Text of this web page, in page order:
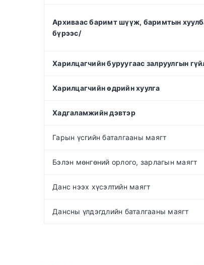
Архиваас баримт шүүж, баримтын
бүрээс/
Харилцагчийн буруугаас залруулгын
Харилцагчийн өдрийн хуулга
Хадгаламжийн дэвтэр
Гарын үсгийн баталгааны маягт
Бэлэн мөнгөний орлого, зарлагын маягт
Данс нээх хүсэлтийн маягт
Дансны үлдэгдлийн баталгааны маягт